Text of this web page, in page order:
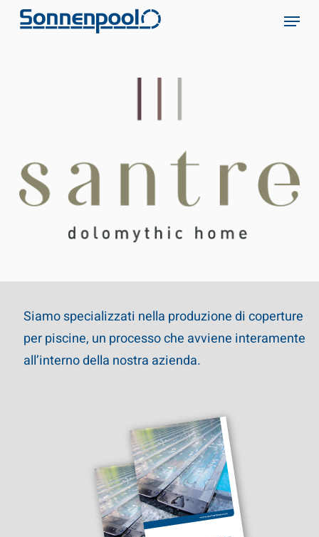
Skip
Menu
Siamo specializzati nella produzione di coperture
per piscine, un processo che avviene interamente
all’interno della nostra azienda.